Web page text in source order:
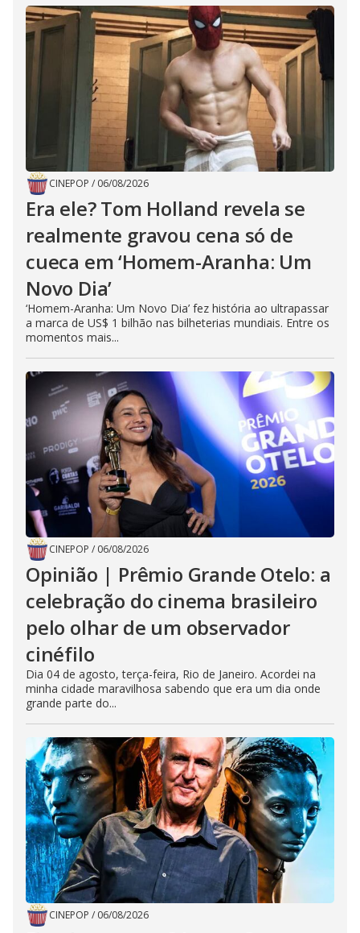
CINEPOP / 06/08/2026
Era ele? Tom Holland revela se
realmente gravou cena só de
cueca em ‘Homem-Aranha: Um
Novo Dia’
‘Homem-Aranha: Um Novo Dia’ fez história ao ultrapassar
a marca de US$ 1 bilhão nas bilheterias mundiais. Entre os
momentos mais...
CINEPOP / 06/08/2026
Opinião | Prêmio Grande Otelo: a
celebração do cinema brasileiro
pelo olhar de um observador
cinéfilo
Dia 04 de agosto, terça-feira, Rio de Janeiro. Acordei na
minha cidade maravilhosa sabendo que era um dia onde
grande parte do...
CINEPOP / 06/08/2026